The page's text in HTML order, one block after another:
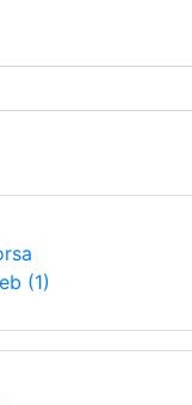
(1)